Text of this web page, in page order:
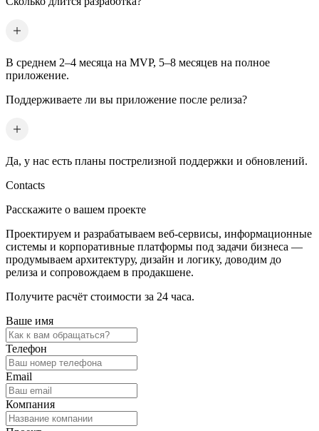
В среднем 2–4 месяца на MVP, 5–8 месяцев на полное
приложение.
Поддерживаете ли вы приложение после релиза?
Да, у нас есть планы пострелизной поддержки и обновлений.
Contacts
Расскажите о вашем проекте
Проектируем и разрабатываем веб-сервисы, информационные
системы и корпоративные платформы под задачи бизнеса —
продумываем архитектуру, дизайн и логику, доводим до
релиза и сопровождаем в продакшене.
Получите расчёт стоимости за 24 часа.
Ваше имя
Телефон
Email
Компания